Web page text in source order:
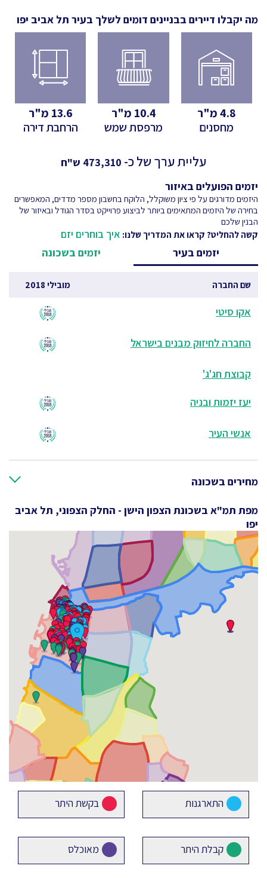
מה יקבלו דיירים בבניינים דומים לשלך בעיר תל אביב יפו
4.8מ"ר
מחסנים
10.4 מ"ר
מרפסת שמש
13.6 מ"ר
הרחבת דירה
עליית ערך של כ-
ש"ח
יזמים הפועלים באיזור
היזמים מדורגים על פי ציון משוקלל, הלוקח בחשבון מספר מדדים, המאפשרים
בחירה של היזמים המתאימים ביותר לביצוע פרוייקט בסדר הגודל ובאיזור של
הבנין שלכם
קשה להחליט? קראו את המדריך שלנו: איך בוחרים יזם
יזמים בעיר
יזמים בשכונה
שם החברה מובילי 2018
אקו סיטי
החברה לחיזוק מבנים בישראל
קבוצת חג'ג'
יעז יזמות ובניה
אנשי העיר
מחירים בשכונה
מפת תמ"א בשכונת הצפון הישן - החלק הצפוני, תל אביב
יפו
התארגנות בקשת היתר
קבלת היתר מאוכלס